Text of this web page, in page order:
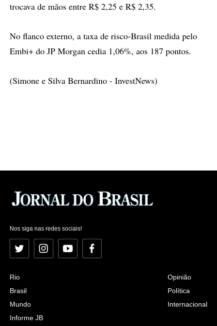
trocava de mãos entre R$ 2,25 e R$ 2,35.
No flanco externo, a taxa de risco-Brasil medida pelo
Embi+ do JP Morgan cedia 1,06%, aos 187 pontos.
(Simone e Silva Bernardino - InvestNews)
Nos siga nas redes sociais!
Twitter InstagramYouTubeFacebook
Rio
Brasil
Mundo
Informe JB
Opinião
Política
Internacional